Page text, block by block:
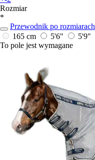
Rozmiar
*
Przewodnik po rozmiarach
165 cm
5'6" 5'9"
To pole jest wymagane